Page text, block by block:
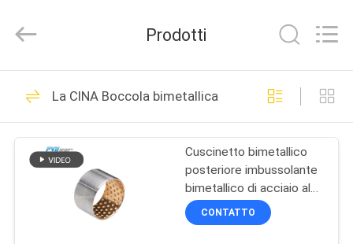
CASA.
PRODOTTI
Bearing
Co.,Ltd.
Reserved.
Bronzina solida
10
Prodotti
La CINA Boccola bimetallica
Cuscinetto bimetallico
posteriore imbussolante
bimetallico di acciaio al
carbonio della lega di
rame CuSn10Pb10
CONTATTO